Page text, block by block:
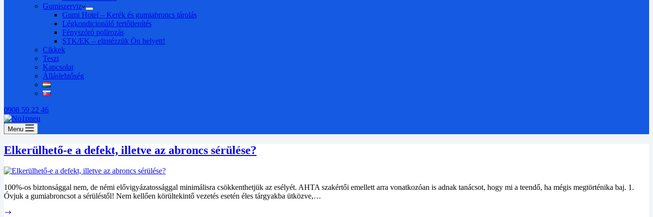
Gumiszerviz
Gumi Hotel – Kerék és gumiabroncs tárolás
Légkondicionáló fertőtlenítés
Fényszóró polírozás
STK/EK – elintézzük Ön helyett!
Cikkek
Teszt
Kapcsolat
Álláslehtőség
0908 59 22 46
Menu
Elkerülhető-e a defekt, illetve az abroncs sérülése?
100%-os biztonsággal nem, de némi elővigyázatossággal minimálisra csökkenthetjük az esélyét. AHTA szakértői emellett arra vonatkozóan is adnak tanácsot, hogy mi a teendő, ha mégis megtörténika baj. 1.
Óvjuk a gumiabroncsot a sérüléstől! Nem kellően körültekintő vezetés esetén éles tárgyakba ütközve,…